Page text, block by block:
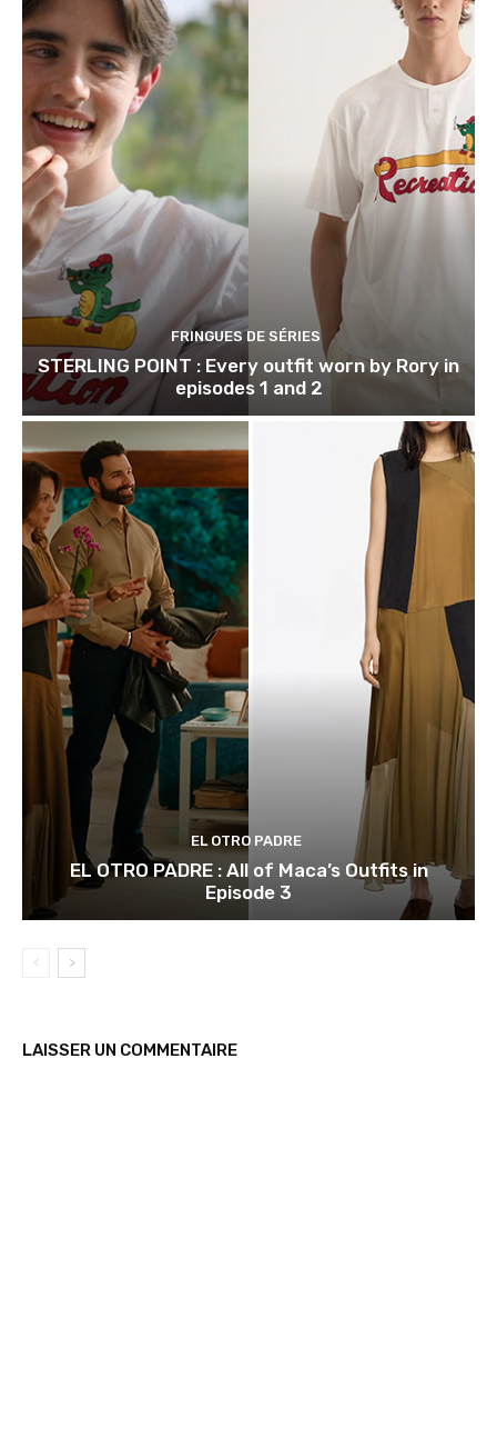
FRINGUES DE SÉRIES
STERLING POINT : Every outfit worn by Rory in
episodes 1 and 2
EL OTRO PADRE
EL OTRO PADRE : All of Maca’s Outfits in
Episode 3
LAISSER UN COMMENTAIRE